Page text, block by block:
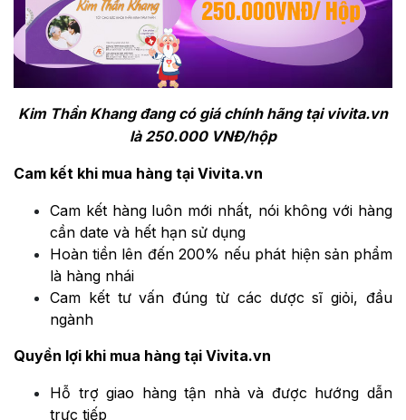
Kim Thần Khang đang có giá chính hãng tại vivita.vn
là 250.000 VNĐ/hộp
Cam kết khi mua hàng tại Vivita.vn
Cam kết hàng luôn mới nhất, nói không với hàng
cần date và hết hạn sử dụng
Hoàn tiền lên đến 200% nếu phát hiện sản phẩm
là hàng nhái
Cam kết tư vấn đúng từ các dược sĩ giỏi, đầu
ngành
Quyền lợi khi mua hàng tại Vivita.vn
Hỗ trợ giao hàng tận nhà và được hướng dẫn
trực tiếp